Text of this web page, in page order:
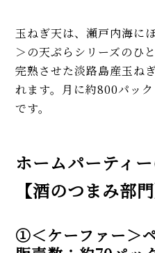
玉ねぎ天は、瀬戸内海に
＞の天ぷらシリーズのひ
完熟させた淡路島産玉ね
れます。月に約800パッ
です。
ホームパーティ
【酒のつまみ部門
①＜ケーファー＞